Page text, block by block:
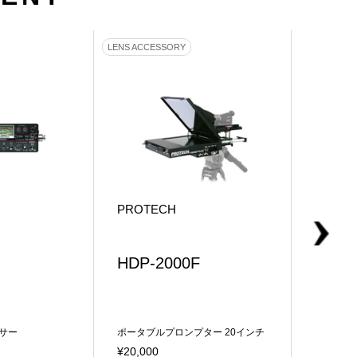
ー
LENS ACCESSORY
PROTECH
HDP-2000F
ポータブルプロンプター 20インチ
¥20,000